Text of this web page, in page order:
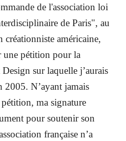
de l'association loi
de Paris", au
créationniste américaine,
une pétition pour la
sur laquelle j’aurais
2005. N’ayant jamais
ma signature
pour soutenir son
française n’a